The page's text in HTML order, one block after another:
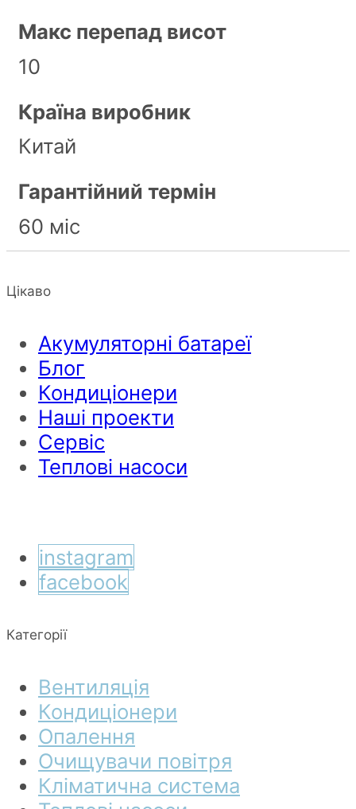
Макс перепад висот
10
Країна виробник
Китай
Гарантійний термін
60 міс
Цікаво
Акумуляторні батареї
Блог
Кондиціонери
Наші проекти
Сервіс
Теплові насоси
instagram
facebook
Категорії
Вентиляція
Кондиціонери
Опалення
Очищувачи повітря
Кліматична система